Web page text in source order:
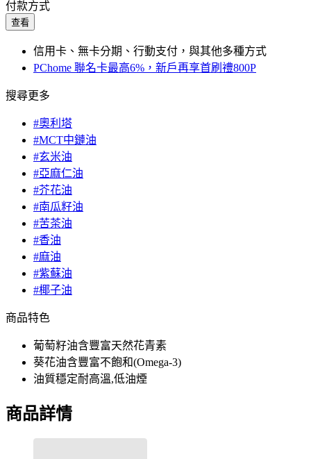
付款方式
查看
信用卡、無卡分期、行動支付，與其他多種方式
PChome 聯名卡最高6%，新戶再享首刷禮800P
搜尋更多
#奧利塔
#MCT中鏈油
#玄米油
#亞麻仁油
#芥花油
#南瓜籽油
#苦茶油
#香油
#麻油
#紫蘇油
#椰子油
商品特色
葡萄籽油含豐富天然花青素
葵花油含豐富不飽和(Omega-3)
油質穩定耐高溫,低油煙
商品詳情